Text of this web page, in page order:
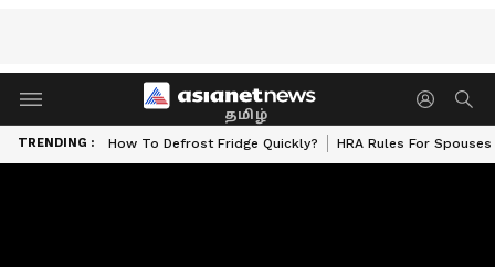
தமிழ்
TRENDING : How To Defrost Fridge Quickly? HRA Rules For Spouses